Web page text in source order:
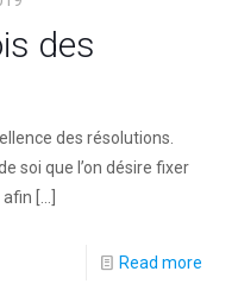
des
des résolutions.
soi que l’on désire fixer
afin
Read more